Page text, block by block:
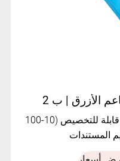
الأزرق | ب 2
كتاب عرض بلاستيكي مع جيوب قابلة للتخصيص (10-100